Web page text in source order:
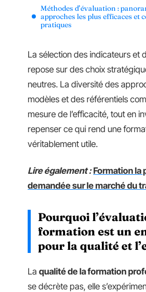
Méthodes d’évaluation :
approches les plus efficaces et
pratiques
La sélection des indicateurs et
repose sur des choix
neutres. La diversité des
modèles et des référentiels
mesure de l’efficacité, tout en
repenser ce qui rend une
véritablement utile.
Lire également : Formation la
demandée sur le marché du
Pourquoi
formation est un
pour la qualité et
La qualité de la formation
se décrète pas, elle